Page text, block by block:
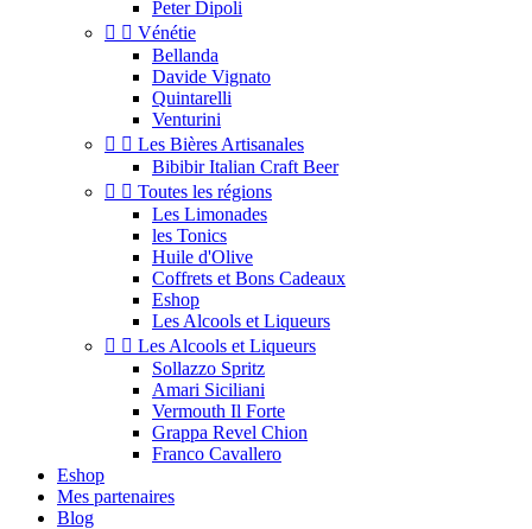
Peter Dipoli
  Vénétie
Bellanda
Davide Vignato
Quintarelli
Venturini
  Les Bières Artisanales
Bibibir Italian Craft Beer
  Toutes les régions
Les Limonades
les Tonics
Huile d'Olive
Coffrets et Bons Cadeaux
Eshop
Les Alcools et Liqueurs
  Les Alcools et Liqueurs
Sollazzo Spritz
Amari Siciliani
Vermouth Il Forte
Grappa Revel Chion
Franco Cavallero
Eshop
Mes partenaires
Blog